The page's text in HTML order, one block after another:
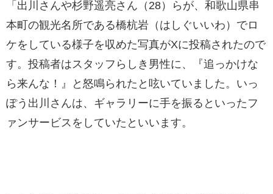
「出川さんや杉野遥亮さん（28）らが、和歌山県串
本町の観光名所である橋杭岩（はしぐいいわ）でロ
ケをしている様子を収めた写真がXに投稿されたので
す。投稿者はスタッフらしき男性に、『追っかけな
ら来んな！』と怒鳴られたと呟いていました。いっ
ぽう出川さんは、ギャラリーに手を振るといったフ
ァンサービスをしていたといいます。